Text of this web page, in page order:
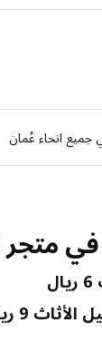
جميع انحاء عُمان
متجر
9 ريال